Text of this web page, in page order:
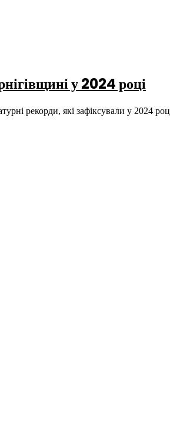
у 2024 році
рекорди, які зафіксували у 2024